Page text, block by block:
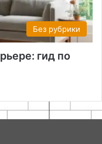
Без рубрики
гид по